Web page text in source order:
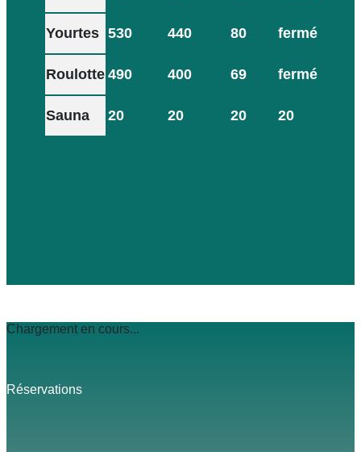
Yourtes 530 440 80 fermé
Roulotte 490 400 69 fermé
Sauna 20 20 20 20
Chargement en cours...
Réservations